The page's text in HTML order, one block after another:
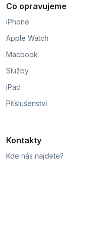
Co opravujeme
iPhone
Apple Watch
Macbook
Služby
iPad
Příslušenství
Kontakty
Kde nás najdete?